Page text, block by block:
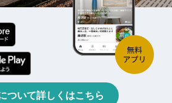
ついて詳しくはこちら